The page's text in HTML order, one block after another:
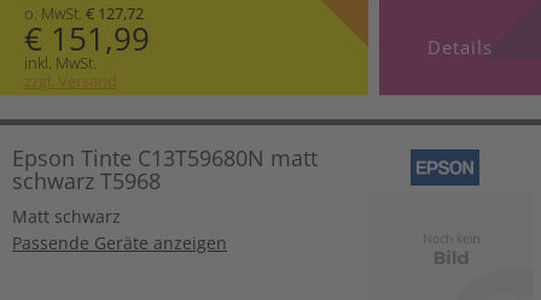
o. MwSt. € 127,72
€ 151,99
inkl. MwSt.
zzgl. Versand
Details
Epson Tinte C13T59680N matt
schwarz T5968
Matt schwarz
Passende Geräte anzeigen